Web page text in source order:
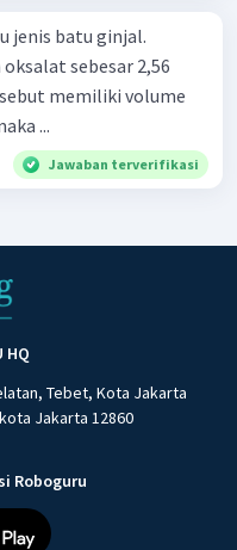
jenis batu ginjal.
sebesar 2,56
memiliki volume
...
Jawaban terverifikasi
HQ
Tebet, Kota Jakarta
Jakarta 12860
Roboguru